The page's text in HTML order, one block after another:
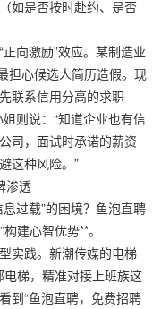
如是否按时赴约、是否
向激励”效应。某制造业
担心候选人简历造假。现
联系信用分高的求职
则说：“知道企业也有信
司，面试时承诺的薪资
这种风险。”
渗透
过载”的困境？鱼泡直聘
建心智优势**。
实践。新潮传媒的电梯
梯，精准对接上班族这
到“鱼泡直聘，免费招聘